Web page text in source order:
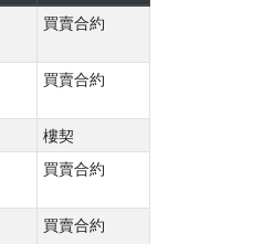
買賣合約
買賣合約
樓契
買賣合約
買賣合約